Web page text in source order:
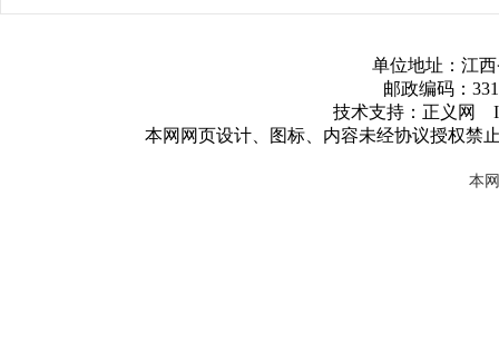
单位地址：江
邮政编码：
技术支持：正义网
本网网页设计、图标、内容未经协议授权禁
本